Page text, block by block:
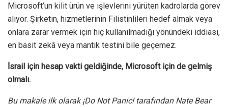
Microsoft’un kilit ürün ve işlevlerini yürüten kadrolarda görev
alıyor. Şirketin, hizmetlerinin Filistinlileri hedef almak veya
onlara zarar vermek için hiç kullanılmadığı yönündeki iddiası,
en basit zekâ veya mantık testini bile geçemez.
İsrail için hesap vakti geldiğinde, Microsoft için de gelmiş
olmalı.
Bu makale ilk olarak ¡Do Not Panic! tarafından Nate Bear